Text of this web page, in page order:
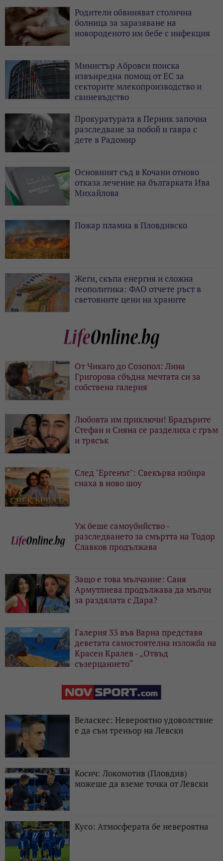
Родители обвиняват столична
болница за заразяване на
новороденото им бебе с инфекция
Министър Абровси поиска
извънредна помощ от ЕС за
секторите млекопроизводство и
свиневъдство
Прокуратурата в Перник започна
разследване за побой и гавра с
дете в Радомир
Основният съд в Кочани отново
отказа лечение на българката Ива
Михайлова
Пожар пламна в Пловдивско
Жеги, скъпа енергия и сложна
геополитика: ФАО отчете ръст в
световните цени на храните
От Чикаго до Созопол: Лина
Григорова сбъдна мечтата си за
собствена галерия
Любовта им приключи! Брадърите
Стефан и Сияна се разделиха с гръм
и трясък
След "Ергенът": Свекърва избира
снаха в ново шоу
Уж беше самоубийство -
разследването за смъртта на Тодор
Славков продължава
Защо е това мълчание: Саня
Армутлиева продължава да мълчи
за раздялата с Дара?
Галерия 33 във Варна представя
деветата самостоятелна изложба на
Красен Кралев - „Отвъд
съзерцанието“
Веласкес: Невероятно удоволствие
е да съм треньор на Левски
Косич: Локомотив (Пловдив)
можеше да вземе точка от Левски
Кусо: Атмосферата бе невероятна